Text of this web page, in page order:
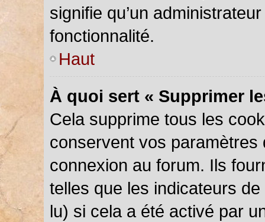
signifie qu’un
fonctionnalité.
Haut
À quoi sert « Supprimer
Cela supprime tous les
conservent vos paramètres
connexion au forum. Ils
telles que les indicateurs
lu) si cela a été activé par